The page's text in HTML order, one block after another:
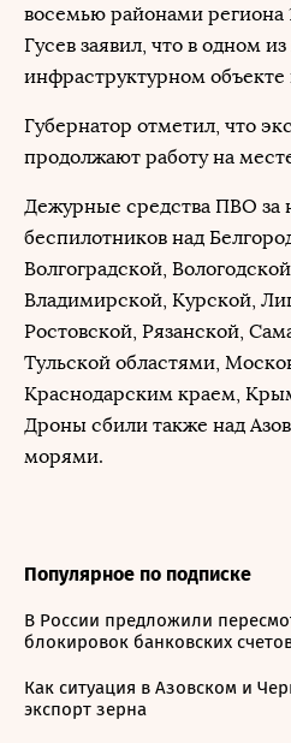
восемью районами региона
Гусев заявил, что в одном
инфраструктурном
Губернатор отметил, что
продолжают работу на
Дежурные средства ПВО за
беспилотников над
Волгоградской,
Владимирской, Курской,
Ростовской, Рязанской,
Тульской областями,
Краснодарским краем,
Дроны сбили также над
морями.
Популярное по подписке
В России предложили
блокировок банковских
Как ситуация в Азовском и
экспорт зерна